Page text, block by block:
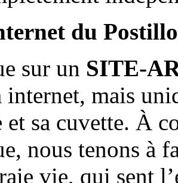
du
sur un SITE-
internet, mais
et sa cuvette. À
nous tenons à
vie, qui sent